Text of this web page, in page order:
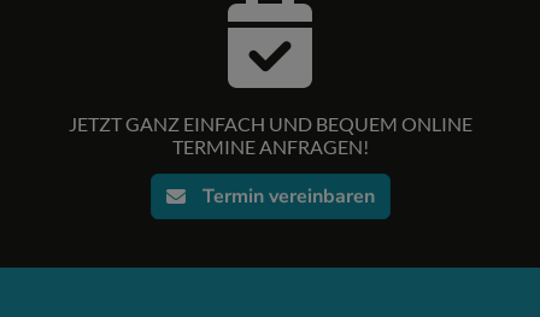
JETZT GANZ EINFACH UND BEQUEM ONLINE
TERMINE ANFRAGEN!
Termin vereinbaren